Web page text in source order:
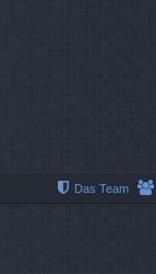
Das Team